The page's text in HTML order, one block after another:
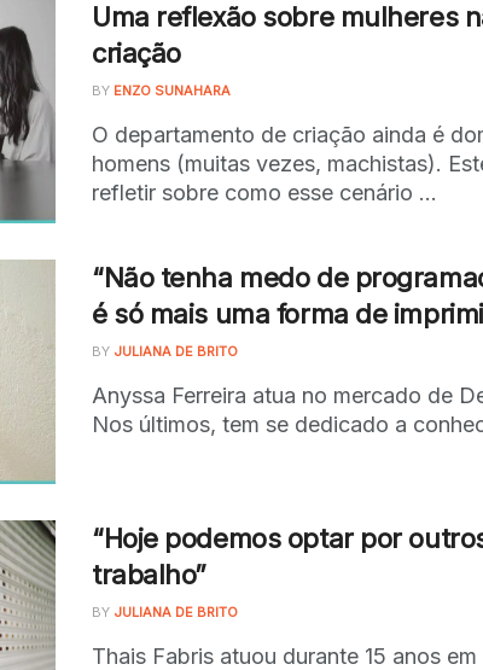
Uma reflexão sobre mulheres
criação
BY ENZO SUNAHARA
O departamento de criação ainda é
homens (muitas vezes, machistas).
refletir sobre como esse cenário ...
“Não tenha medo de
é só mais uma forma de
BY JULIANA DE BRITO
Anyssa Ferreira atua no mercado de
Nos últimos, tem se dedicado a
“Hoje podemos optar por
trabalho”
BY JULIANA DE BRITO
Thais Fabris atuou durante 15 anos